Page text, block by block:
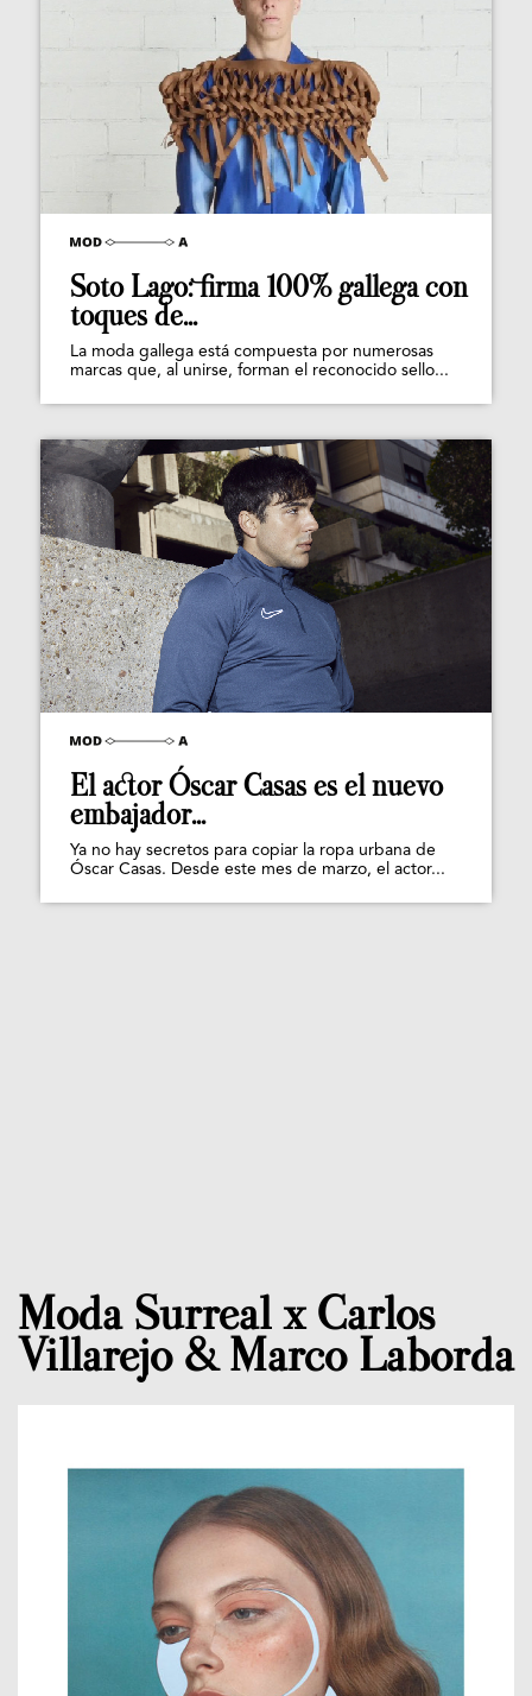
Soto Lago: firma 100% gallega con
toques de...
La moda gallega está compuesta por numerosas
marcas que, al unirse, forman el reconocido sello...
El actor Óscar Casas es el nuevo
embajador...
Ya no hay secretos para copiar la ropa urbana de
Óscar Casas. Desde este mes de marzo, el actor...
Moda Surreal x Carlos
Villarejo & Marco Laborda